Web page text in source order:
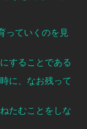
っていくのを見
することである
に、なお残って
たむことをしな